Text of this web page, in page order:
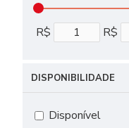
R$ R$
DISPONIBILIDADE
Disponível